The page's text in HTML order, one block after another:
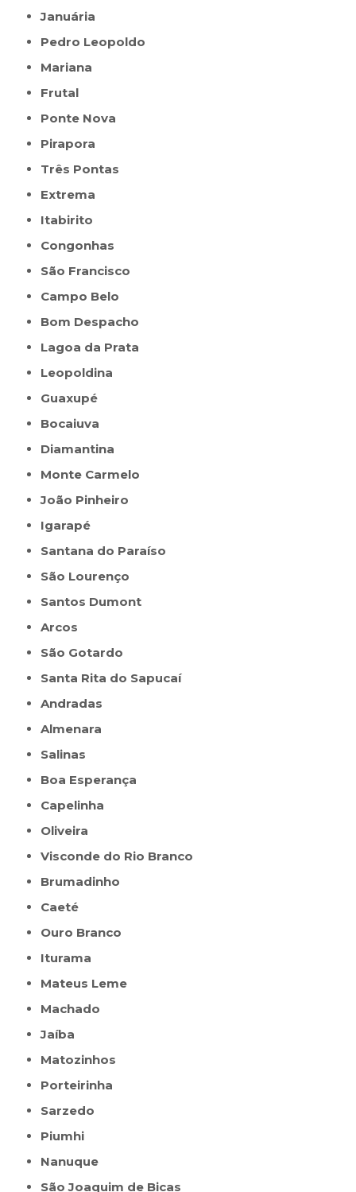
Januária
Pedro Leopoldo
Mariana
Frutal
Ponte Nova
Pirapora
Três Pontas
Extrema
Itabirito
Congonhas
São Francisco
Campo Belo
Bom Despacho
Lagoa da Prata
Leopoldina
Guaxupé
Bocaiuva
Diamantina
Monte Carmelo
João Pinheiro
Igarapé
Santana do Paraíso
São Lourenço
Santos Dumont
Arcos
São Gotardo
Santa Rita do Sapucaí
Andradas
Almenara
Salinas
Boa Esperança
Capelinha
Oliveira
Visconde do Rio Branco
Brumadinho
Caeté
Ouro Branco
Iturama
Mateus Leme
Machado
Jaíba
Matozinhos
Porteirinha
Sarzedo
Piumhi
Nanuque
São Joaquim de Bicas